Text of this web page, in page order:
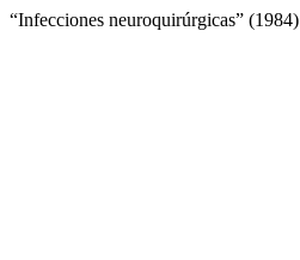
“Infecciones neuroquirúrgicas” (1984)